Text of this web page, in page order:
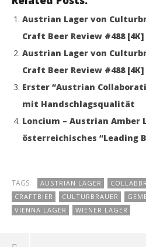
Austrian Lager von
Craft Beer Review #488 [4K]
Austrian Lager von
Craft Beer Review #488 [4K]
Erster “Austrian
mit Handschlagsqualität
Loncium – Austrian Amber
österreichisches “Leading
TAGS: AUSTRIAN LAGER
CRAFTBIER
CULTURBRAUER
VIENNA LAGER
WIENER LAGER